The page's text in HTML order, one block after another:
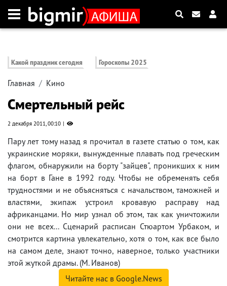
Какой праздник сегодня Гороскопы 2025
Главная Кино
Смертельный рейс
2 декабря 2011, 00:10
Пару лет тому назад я прочитал в газете статью о том, как
украинские моряки, вынужденные плавать под греческим
флагом, обнаружили на борту "зайцев", проникших к ним
на борт в Гане в 1992 году. Чтобы не обременять себя
трудностями и не объясняться с начальством, таможней и
властями, экипаж устроил кровавую расправу над
африканцами. Но мир узнал об этом, так как уничтожили
они не всех... Сценарий расписан Стюартом Урбаком, и
смотрится картина увлекательно, хотя о том, как все было
на самом деле, знают точно, наверное, только участники
этой жуткой драмы. (М. Иванов)
Читайте нас в Google.News